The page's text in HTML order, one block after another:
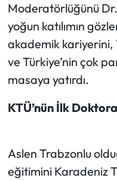
Moderatörlüğünü
yoğun katılımın
akademik kariyerini,
ve Türkiye’nin çok
masaya yatırdı.
KTÜ’nün İlk
Aslen Trabzonlu
eğitimini Karadeniz
Sağlık
Turizm
Teknoloji